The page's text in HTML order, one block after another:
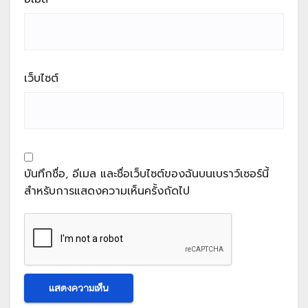
เว็บไซต์
บันทึกชื่อ, อีเมล และชื่อเว็บไซต์ของฉันบนเบราว์เซอร์นี้
สำหรับการแสดงความเห็นครั้งถัดไป